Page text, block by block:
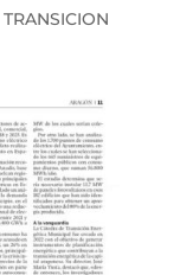
TRANSICION